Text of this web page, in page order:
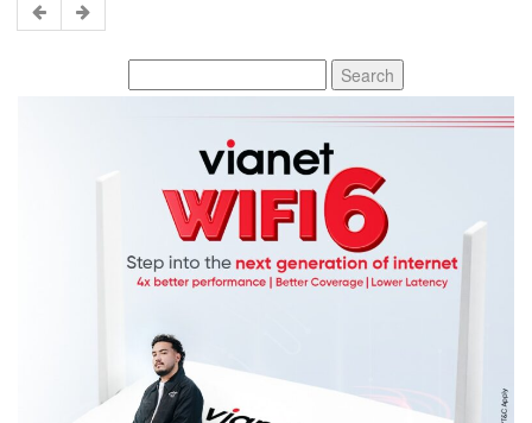
for: